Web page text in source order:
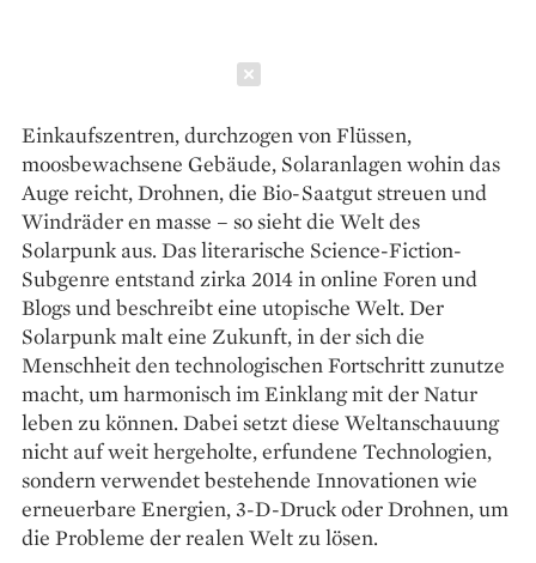
Einkaufszentren, durchzogen von Flüssen,
moosbewachsene Gebäude, Solaranlagen wohin das
Auge reicht, Drohnen, die Bio-Saatgut streuen und
Windräder en masse – so sieht die Welt des
Solarpunk aus. Das literarische Science-Fiction-
Subgenre entstand zirka 2014 in online Foren und
Blogs und beschreibt eine utopische Welt. Der
Solarpunk malt eine Zukunft, in der sich die
Menschheit den technologischen Fortschritt zunutze
macht, um harmonisch im Einklang mit der Natur
leben zu können. Dabei setzt diese Weltanschauung
nicht auf weit hergeholte, erfundene Technologien,
sondern verwendet bestehende Innovationen wie
erneuerbare Energien, 3-D-Druck oder Drohnen, um
die Probleme der realen Welt zu lösen.